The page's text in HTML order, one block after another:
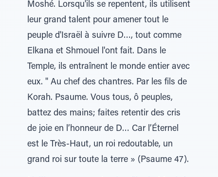
Moshé. Lorsqu'ils se repentent, ils utilisent
leur grand talent pour amener tout le
peuple d'Israël à suivre D…, tout comme
Elkana et Shmouel l'ont fait. Dans le
Temple, ils entraînent le monde entier avec
eux. " Au chef des chantres. Par les fils de
Korah. Psaume. Vous tous, ô peuples,
battez des mains; faites retentir des cris
de joie en l’honneur de D… Car l’Éternel
est le Très-Haut, un roi redoutable, un
grand roi sur toute la terre » (Psaume 47).